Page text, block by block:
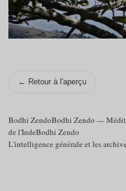
← Retour à l'aperçu
Bodhi ZendoBodhi Zendo —
de l'IndeBodhi Zendo
L'intelligence générale et les